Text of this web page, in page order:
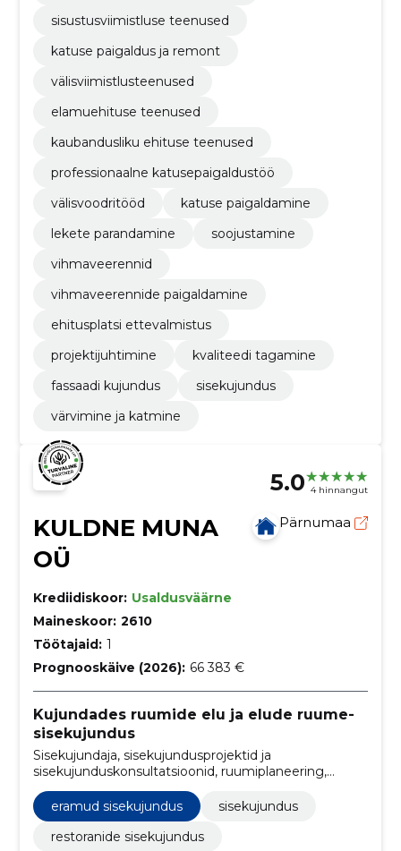
sisustusviimistluse teenused
katuse paigaldus ja remont
välisviimistlusteenused
elamuehituse teenused
kaubandusliku ehituse teenused
professionaalne katusepaigaldustöö
välisvoodritööd
katuse paigaldamine
lekete parandamine
soojustamine
vihmaveerennid
vihmaveerennide paigaldamine
ehitusplatsi ettevalmistus
projektijuhtimine
kvaliteedi tagamine
fassaadi kujundus
sisekujundus
värvimine ja katmine
5.0 4 hinnangut
KULDNE MUNA
OÜ
Pärnumaa
Krediidiskoor: Usaldusväärne
Maineskoor: 2610
Töötajaid: 1
Prognooskäive (2026): 66 383 €
Kujundades ruumide elu ja elude ruume-
sisekujundus
Sisekujundaja, sisekujundusprojektid ja
sisekujunduskonsultatsioonid, ruumiplaneering,
ruumikujundus, sisearhitektuuri täislahendused,
mööbli kujundamine
eramud sisekujundus
sisekujundus
restoranide sisekujundus